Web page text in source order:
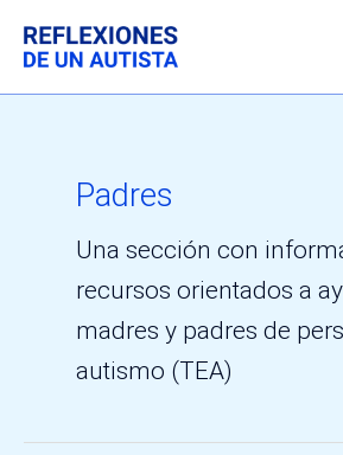
contenido
Padres
Una sección con
recursos orientados a
madres y padres de
autismo (TEA)